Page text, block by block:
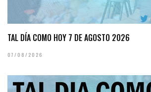
TAL DÍA COMO HOY 7 DE AGOSTO 2026
07/08/2026